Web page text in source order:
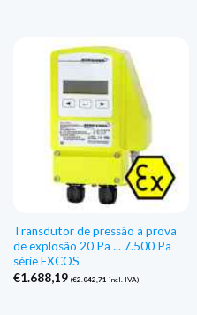
Transdutor de pressão à prova
de explosão 20 Pa ... 7.500 Pa
série EXCOS
€1.688,19 (€2.042,71 incl. IVA)